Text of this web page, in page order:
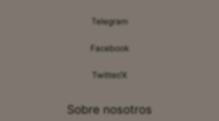
Telegram
Facebook
Twitter/X
Sobre nosotros